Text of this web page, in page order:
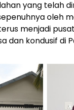
yang telah
oleh
menjadi
dan kondusif di